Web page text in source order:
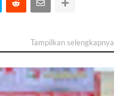
Tampilkan selengkapnya